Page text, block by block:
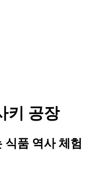
키 공장
식품 역사 체험